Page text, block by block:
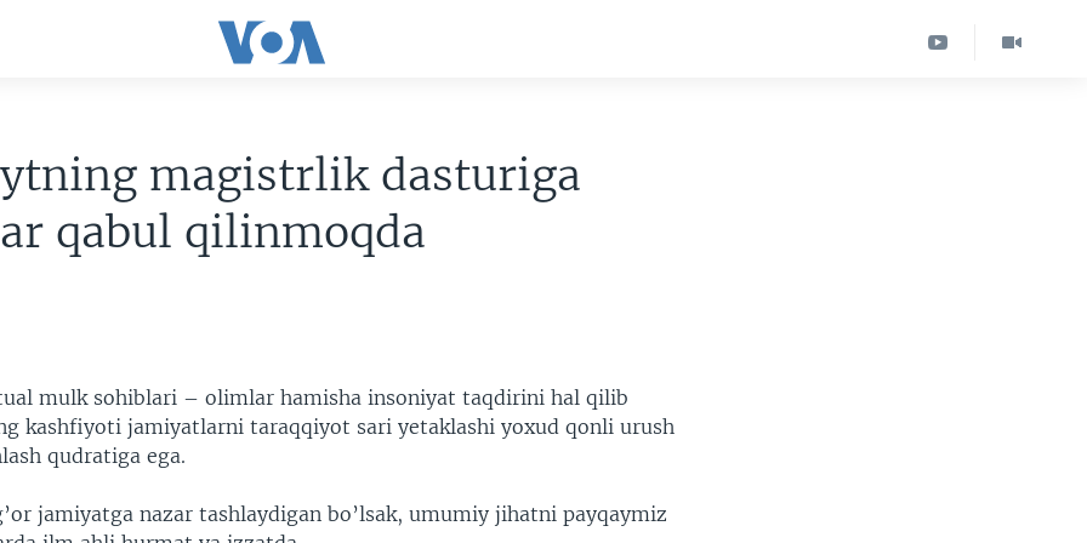
magistrlik dasturiga
qabul qilinmoqda
mulk sohiblari – olimlar hamisha insoniyat taqdirini hal qilib
kashfiyoti jamiyatlarni taraqqiyot sari yetaklashi yoxud qonli urush
qudratiga ega.
jamiyatga nazar tashlaydigan bo’lsak, umumiy jihatni payqaymiz